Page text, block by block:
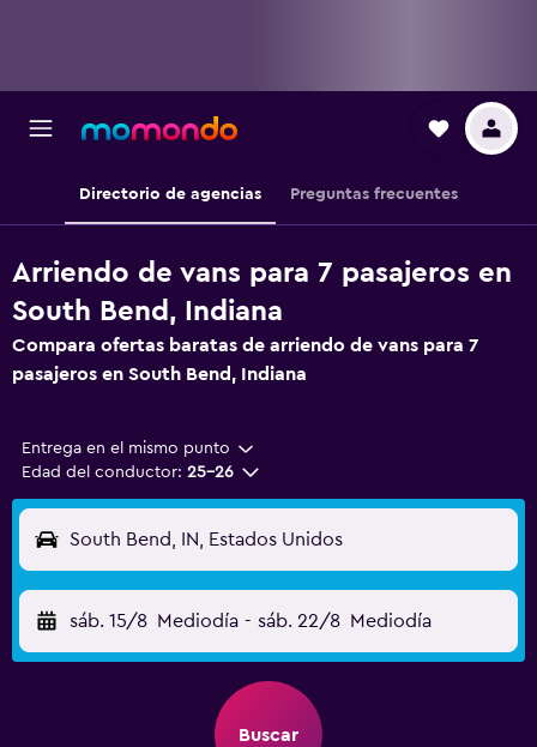
Directorio de agencias Preguntas frecuentes
Arriendo de vans para 7 pasajeros en
South Bend, Indiana
Compara ofertas baratas de arriendo de vans para 7
pasajeros en South Bend, Indiana
Entrega en el mismo punto
Edad del conductor: 25-26
South Bend, IN, Estados Unidos
sáb. 15/8 Mediodía - sáb. 22/8 Mediodía
Buscar